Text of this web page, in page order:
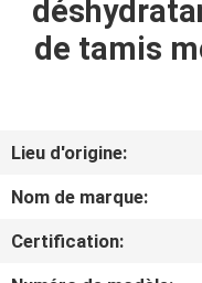
PRODUITS
SPECTACLE
RÉALITÉ
de tamis
Lieu d'origine:
Nom de marque:
Certification: